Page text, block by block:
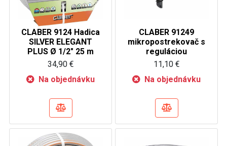
CLABER 9124 Hadica
SILVER ELEGANT
PLUS Ø 1/2" 25 m
34,90 €
Na objednávku
CLABER 91249
mikropostrekovač s
reguláciou
11,10 €
Na objednávku